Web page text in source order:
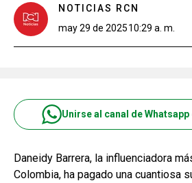
NOTICIAS RCN
may 29 de 202510:29 a. m.
Unirse al canal de Whatsapp
Daneidy Barrera, la influenciadora
Colombia, ha pagado una cuantiosa